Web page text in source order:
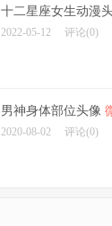
十二星座女生动漫
2022-05-12 评论(0)
男神身体部位头像
2020-08-02 评论(0)